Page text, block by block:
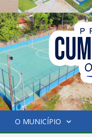
O MUNICÍPIO